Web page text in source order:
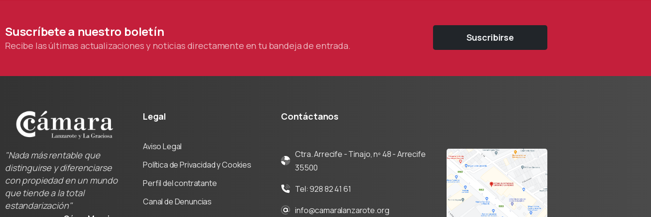
Suscríbetea nuestro boletín
Recibe las últimas actualizaciones y noticias directamente en tu bandeja de entrada.
Suscribirse
"Nada más rentable que
distinguirse y diferenciarse
con propiedad en un mundo
que tiende a la total
estandarización"
Legal
Aviso Legal
Política de Privacidad y Cookies
Perfil del contratante
Canal de Denuncias
Contáctanos
Ctra. Arrecife - Tinajo, nº 48 - Arrecife
35500
Tel: 928 82 41 61
info@camaralanzarote.org